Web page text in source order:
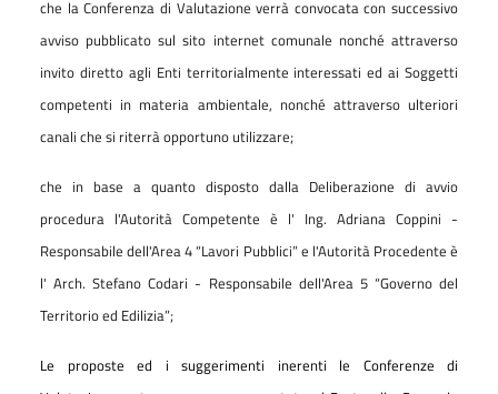
che la Conferenza di Valutazione verrà convocata con successivo
avviso pubblicato sul sito internet comunale nonché attraverso
invito diretto agli Enti territorialmente interessati ed ai Soggetti
competenti in materia ambientale, nonché attraverso ulteriori
canali che si riterrà opportuno utilizzare;
che in base a quanto disposto dalla Deliberazione di avvio
procedura l'Autorità Competente è l' Ing. Adriana Coppini -
Responsabile dell'Area 4 “Lavori Pubblici” e l'Autorità Procedente è
l' Arch. Stefano Codari - Responsabile dell'Area 5 “Governo del
Territorio ed Edilizia”;
Le proposte ed i suggerimenti inerenti le Conferenze di